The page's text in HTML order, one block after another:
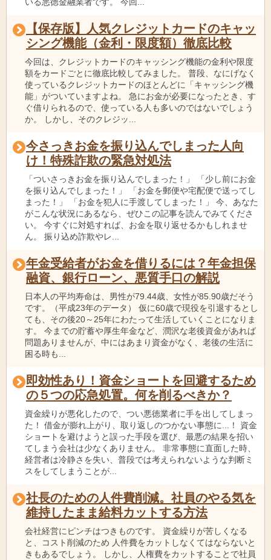
【保存版】人気クレジットカードのキャッ
シング機能（金利・限度額）徹底比較
今回は、クレジットカードのキャッシング機能の金利や限度
額をカードごとに徹底比較してみました。 普段、なにげなく
使っているクレジットカードのほとんどに「キャッシング機
能」がついていますよね。 急にお金が必要になったとき、す
ぐ借りられるので、使っている人も多いのではないでしょう
か。 しかし、そのクレジッ...
今さっきお金を振り込んでしまった人向
け！特殊詐欺の緊急対処法
「ついさっきお金を振り込んでしまった！」 「少し前にお金
を振り込んでしまった！」 「お金を郵便や宅配便で送ってし
まった！」 「お金を犯人に手渡してしまった！」 今、あなた
がこんな状況にあるなら、ぜひこの記事を読んでみてくださ
い。 今すぐに対処すれば、お金を取り返せるかもしれませ
ん。 振り込め詐欺やレ...
年金受給者がお金を借りるには？年金担保
融資、銀行ローン、悪質手口の解説
日本人の平均寿命は、男性が79.44歳、女性が85.90歳だそう
です。（平成23年のデータ） 仮に60歳で現役を引退するとし
ても、その後20～25年にわたって生活していくことになりま
す。 今までの貯蓄や厚生年金など、潤沢な老後資金があれば
問題ありませんが、中にはあまり資金がなく、老後の生活に
困る時も...
即効性あり！資金ショートを回避するため
の５つの応急処置。何を削るべきか？
資金繰りが悪化したので、つい悪徳業者に手を出してしまっ
た！ 借金が膨れ上がり、取り返しのつかない事態に...！ 資金
ショートを避けようと誤った手段を選び、最悪の結果を招い
てしまう会社は少なくありません。 非常事態に直面した時、
経営者は冷静さを失い、普段では考えられないような判断ミ
スをしてしまうことが...
社長のための人件費削減。社員のやる気を
維持したまま給料カットする方法
会社経営にピンチはつきものです。 資金繰りが苦しくなる
と、コスト削減のため 人件費をカットしなくてはならないと
きもあるでしょう。 しかし、人権費をカットすることで社員